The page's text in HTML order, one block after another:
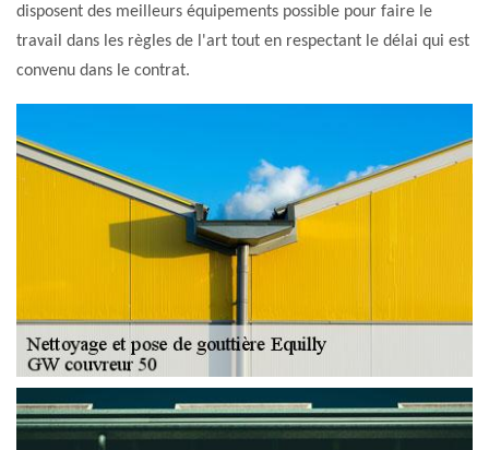
disposent des meilleurs équipements possible pour faire le
travail dans les règles de l'art tout en respectant le délai qui est
convenu dans le contrat.